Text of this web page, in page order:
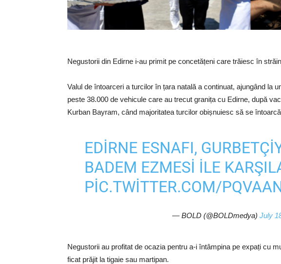
Negustorii din Edirne i-au primit pe concetățeni care trăiesc în
Valul de întoarceri a turcilor în țara natală a continuat, ajungând la
peste 38.000 de vehicule care au trecut granița cu Edirne, după
Kurban Bayram, când majoritatea turcilor obișnuiesc să se
EDIRNE ESNAFI,
BADEM EZMESI ILE
PIC.TWITTER.COM/
— BOLD (@BOLDmedya) July
Negustorii au profitat de ocazia pentru a-i întâmpina pe expați cu
ficat prăjit la tigaie sau martipan.